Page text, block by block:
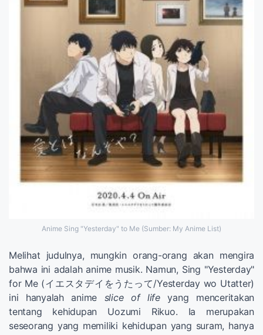
Anime Sing "Yesterday" to Me (Sumber: My Anime List)
Melihat judulnya, mungkin orang-orang akan mengira
bahwa ini adalah anime musik. Namun, Sing "Yesterday"
for Me (イエスタデイをうたって/Yesterday wo Utatter)
ini hanyalah anime slice of lifeyang menceritakan
tentang kehidupan Uozumi Rikuo. Ia merupakan
seseorang yang memiliki kehidupan yang suram, hanya